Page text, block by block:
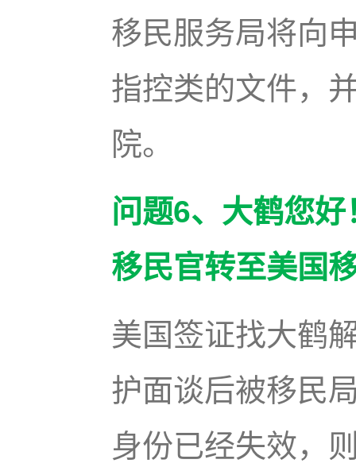
移民服务局将向
指控类的文件，
院。
问题6、大鹤您
移民官转至美国
美国签证找大鹤
护面谈后被移民
身份已经失效，